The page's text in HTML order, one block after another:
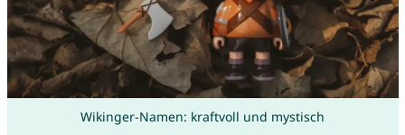
Wikinger-Namen: kraftvoll und mystisch